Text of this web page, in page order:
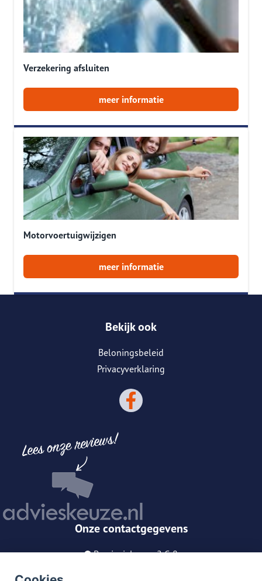
Verzekering afsluiten
meer informatie
Motorvoertuigwijzigen
meer informatie
Bekijk ook
Beloningsbeleid
Privacyverklaring
Onze contactgegevens
Provincialeweg 2 C-8